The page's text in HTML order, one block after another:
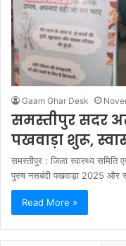
Gaam Ghar Desk
समस्तीपुर सदर
पखवाड़ा शुरू,
समस्तीपुर : जिला स्वास्थ्य
पुरुष नसबंदी पखवाड़ा 2025 और
Read More »